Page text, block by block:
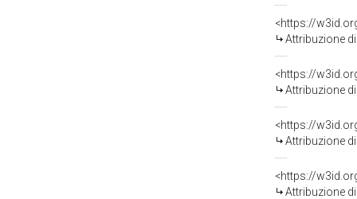
<https://
Attribuzione
<https://
Attribuzione
<https://
Attribuzione
<https://
Attribuzione